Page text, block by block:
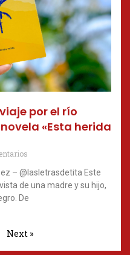
por el río
«Esta herida
– @lasletrasdetita Este
de una madre y su hijo,
De
Next »